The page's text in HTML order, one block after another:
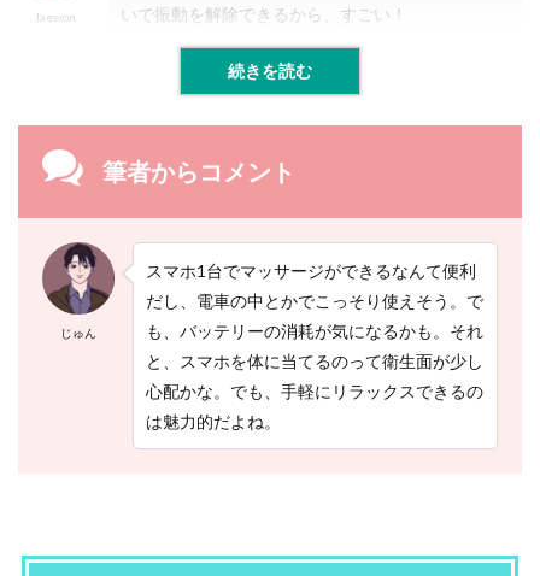
Jaewon
いで振動を解除できるから、すごい！
続きを読む
筆者からコメント
じゅん
スマホ1台でマッサージができるなんて便利
だし、電車の中とかでこっそり使えそう。で
も、バッテリーの消耗が気になるかも。それ
と、スマホを体に当てるのって衛生面が少し
心配かな。でも、手軽にリラックスできるの
は魅力的だよね。